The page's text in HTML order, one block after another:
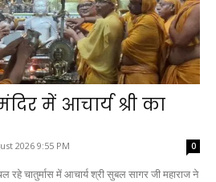
में आचार्य श्री का
2026 9:55 PM 0
चातुर्मास में आचार्य श्री सुबल सागर जी महाराज ने